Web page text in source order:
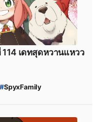
#มังกะ # หนังสือการ์ตูน
#สปายแฟมิลี่_116
ตอนล่าสุด
แฟมิลี่_ตอนล่าสุด
หยุดพักเดทสุดหวานแหวว
#SpyxFamily